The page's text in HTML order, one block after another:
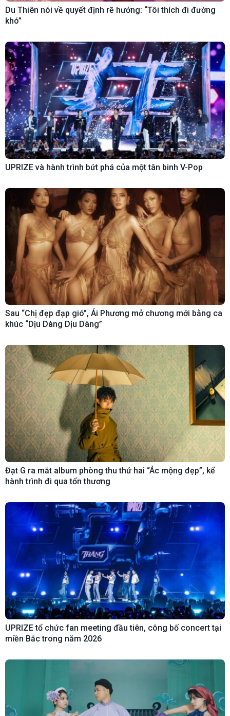
Du Thiên nói về quyết định rẽ hướng: “Tôi thích đi đường
khó”
UPRIZE và hành trình bứt phá của một tân binh V-Pop
Sau “Chị đẹp đạp gió”, Ái Phương mở chương mới bằng ca
khúc “Dịu Dàng Dịu Dàng”
Đạt G ra mắt album phòng thu thứ hai “Ác mộng đẹp”, kể
hành trình đi qua tổn thương
UPRIZE tổ chức fan meeting đầu tiên, công bố concert tại
miền Bắc trong năm 2026